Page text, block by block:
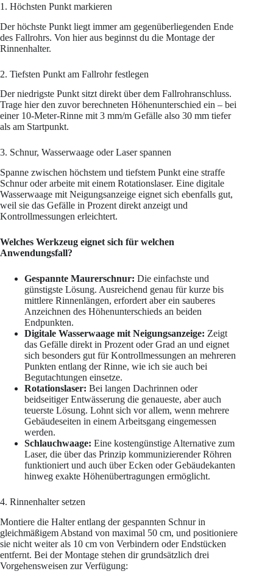
1. Höchsten Punkt markieren
Der höchste Punkt liegt immer am gegenüberliegenden Ende
des Fallrohrs. Von hier aus beginnst du die Montage der
Rinnenhalter.
2. Tiefsten Punkt am Fallrohr festlegen
Der niedrigste Punkt sitzt direkt über dem Fallrohranschluss.
Trage hier den zuvor berechneten Höhenunterschied ein – bei
einer 10-Meter-Rinne mit 3 mm/m Gefälle also 30 mm tiefer
als am Startpunkt.
3. Schnur, Wasserwaage oder Laser spannen
Spanne zwischen höchstem und tiefstem Punkt eine straffe
Schnur oder arbeite mit einem Rotationslaser. Eine digitale
Wasserwaage mit Neigungsanzeige eignet sich ebenfalls gut,
weil sie das Gefälle in Prozent direkt anzeigt und
Kontrollmessungen erleichtert.
Welches Werkzeug eignet sich für welchen
Anwendungsfall?
Gespannte Maurerschnur: Die einfachste und
günstigste Lösung. Ausreichend genau für kurze bis
mittlere Rinnenlängen, erfordert aber ein sauberes
Anzeichnen des Höhenunterschieds an beiden
Endpunkten.
Digitale Wasserwaage mit Neigungsanzeige: Zeigt
das Gefälle direkt in Prozent oder Grad an und eignet
sich besonders gut für Kontrollmessungen an mehreren
Punkten entlang der Rinne, wie ich sie auch bei
Begutachtungen einsetze.
Rotationslaser: Bei langen Dachrinnen oder
beidseitiger Entwässerung die genaueste, aber auch
teuerste Lösung. Lohnt sich vor allem, wenn mehrere
Gebäudeseiten in einem Arbeitsgang eingemessen
werden.
Schlauchwaage: Eine kostengünstige Alternative zum
Laser, die über das Prinzip kommunizierender Röhren
funktioniert und auch über Ecken oder Gebäudekanten
hinweg exakte Höhenübertragungen ermöglicht.
4. Rinnenhalter setzen
Montiere die Halter entlang der gespannten Schnur in
gleichmäßigem Abstand von maximal 50 cm, und positioniere
sie nicht weiter als 10 cm von Verbindern oder Endstücken
entfernt. Bei der Montage stehen dir grundsätzlich drei
Vorgehensweisen zur Verfügung: